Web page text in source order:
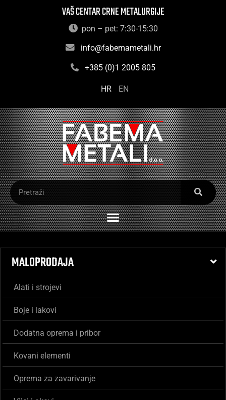
VAŠ CENTAR CRNE METALURGIJE
pon – pet: 7:30-15:30
info@fabemametali.hr
+385 (0)1 2005 805
HR EN
MALOPRODAJA
Alati i strojevi
Boje i lakovi
Dodatna oprema i pribor
Kovani elementi
Oprema za zavarivanje